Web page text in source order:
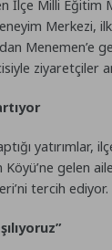
İlçe Milli Eğitim
Merkezi,
ziyaretçiler
gelen
tercih ediyor.